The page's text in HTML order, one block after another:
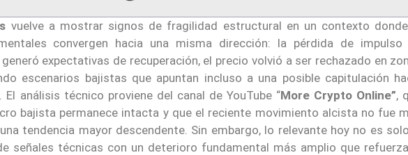
vuelve a mostrar signos de fragilidad estructural en un contexto
convergen hacia una misma dirección: la pérdida de impulso
generó expectativas de recuperación, el precio volvió a ser rechazado en
escenarios bajistas que apuntan incluso a una posible capitulación
. El análisis técnico proviene del canal de YouTube “More Crypto Online”,
bajista permanece intacta y que el reciente movimiento alcista no fue
tendencia mayor descendente. Sin embargo, lo relevante hoy no es
señales técnicas con un deterioro fundamental más amplio que